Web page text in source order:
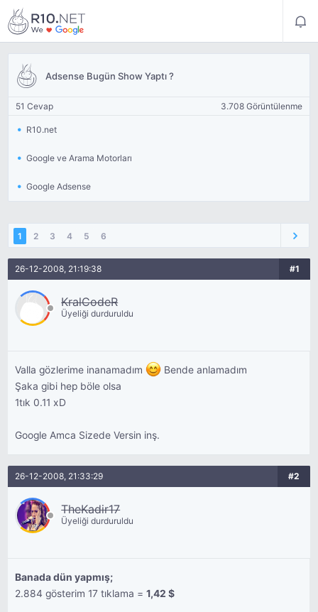
Adsense Bugün Show Yaptı ?
51 Cevap 3.708 Görüntülenme
R10.net
Google ve Arama Motorları
Google Adsense
1 2 3 4 5 6
26-12-2008, 21:19:38 #1
KralCodeR
Üyeliği durduruldu
Valla gözlerime inanamadım
Bende anlamadım
Şaka gibi hep böle olsa
1tık 0.11 xD
Google Amca Sizede Versin inş.
26-12-2008, 21:33:29 #2
TheKadir17
Üyeliği durduruldu
Banada dün yapmış;
2.884 gösterim 17 tıklama =1,42 $